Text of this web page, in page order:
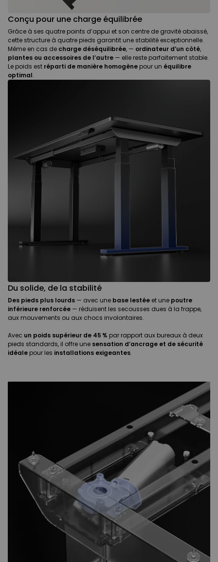
Conçu pour une charge équilibrée
Grâce à ses quatre points d’appui et son centre de gravité abaissé,
cette structure à quatre pieds garantit une stabilité exceptionnelle.
Même en cas de charge déséquilibrée, — ordinateur d’un côté,
plantes ou accessoires de l’autre — elle reste parfaitement stable.
Le poids est réparti de manière homogène pour un équilibre
optimal.
Du solide, de la stabilité
Des pieds plus lourds — avec une base lestée et une poutre
inférieure renforcée — réduisent les secousses dues à la frappe,
aux mouvements ou aux chocs involontaires.
Avec un poids supérieur de 45 % par rapport aux bureaux à deux
pieds standards, il offre une sensation d’ancrage et de sécurité
idéale pour les installations exigeantes.